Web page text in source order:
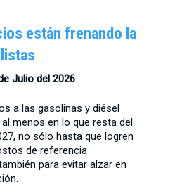
están frenando la
Julio del 2026
a las gasolinas y diésel
menos en lo que resta del
no sólo hasta que logren
de referencia
para evitar alzar en